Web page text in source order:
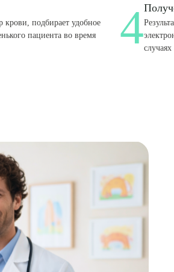
крови, подбирает удобное
пациента во время
4